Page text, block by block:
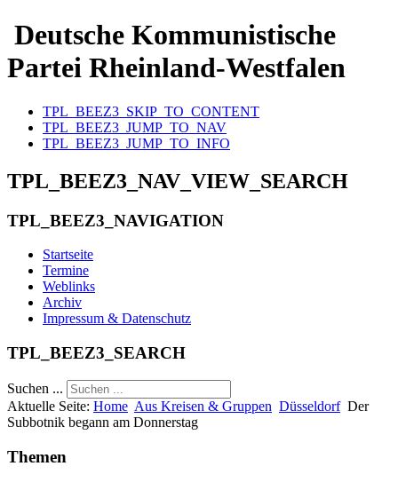
Deutsche Kommunistische
Partei Rheinland-Westfalen
TPL_BEEZ3_SKIP_TO_CONTENT
TPL_BEEZ3_JUMP_TO_NAV
TPL_BEEZ3_JUMP_TO_INFO
TPL_BEEZ3_NAV_VIEW_SEARCH
TPL_BEEZ3_NAVIGATION
Startseite
Termine
Weblinks
Archiv
Impressum & Datenschutz
TPL_BEEZ3_SEARCH
Suchen ...
Aktuelle Seite: Home Aus Kreisen & Gruppen Düsseldorf Der
Subbotnik begann am Donnerstag
Themen